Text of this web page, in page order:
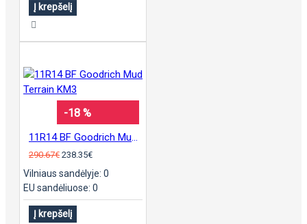
Į krepšelį
-18 %
290.67€ 238.35€
Vilniaus sandėlyje: 0
EU sandėliuose: 0
Į krepšelį